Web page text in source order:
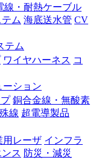
線・耐熱ケーブル
ム 海底送水管 CV
テム
ワイヤハーネス コ
ーション
銅合金線・無酸素
線 超電導製品
用レーザ インフラ
ス 防災・減災